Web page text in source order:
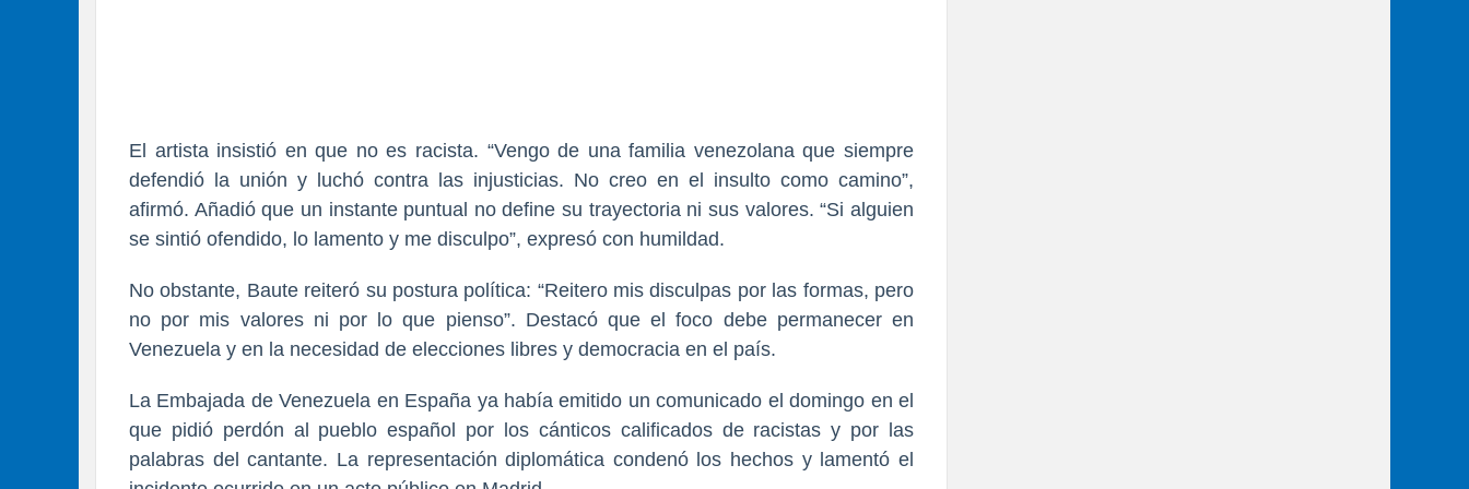
El artista insistió en que no es racista. “Vengo de una familia venezolana que siempre
defendió la unión y luchó contra las injusticias. No creo en el insulto como camino”,
afirmó. Añadió que un instante puntual no define su trayectoria ni sus valores. “Si alguien
se sintió ofendido, lo lamento y me disculpo”, expresó con humildad.
No obstante, Baute reiteró su postura política: “Reitero mis disculpas por las formas, pero
no por mis valores ni por lo que pienso”. Destacó que el foco debe permanecer en
Venezuela y en la necesidad de elecciones libres y democracia en el país.
La Embajada de Venezuela en España ya había emitido un comunicado el domingo en el
que pidió perdón al pueblo español por los cánticos calificados de racistas y por las
palabras del cantante. La representación diplomática condenó los hechos y lamentó el